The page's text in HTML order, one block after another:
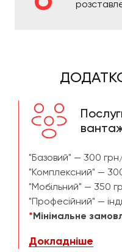
"Базовий" — 300
"Комплексний" —
"Мобільний" — 350
"Професійний" —
*Мінімальне
Докладніше